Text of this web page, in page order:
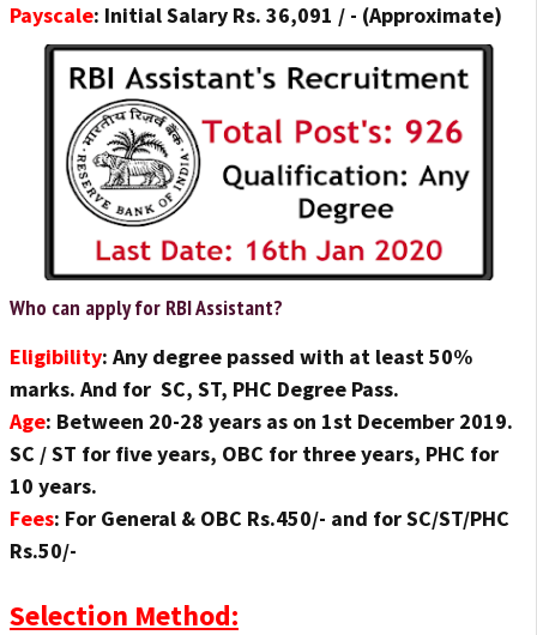
Payscale: Initial Salary Rs. 36,091 / - (Approximate)
Who can apply for RBI Assistant?
Eligibility: Any degree passed with at least 50%
marks. And for SC, ST, PHC Degree Pass.
Age: Between 20-28 years as on 1st December 2019.
SC / ST for five years, OBC for three years, PHC for
10 years.
Fees: For General & OBC Rs.450/- and for SC/ST/PHC
Rs.50/-
Selection Method: